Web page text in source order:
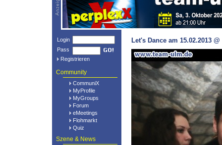
Login
Pass
Registrieren
Community
CommuniX
MyProfile
MyGroups
Forum
eMeetings
Flohmarkt
Quiz
Szene & News
Let's Dance am 15.02.2013